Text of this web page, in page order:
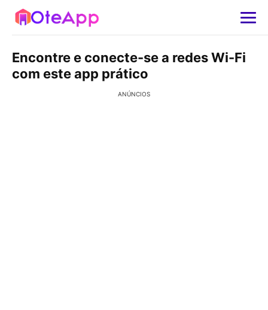
Encontre e conecte-se a redes Wi-Fi
com este app prático
ANÚNCIOS